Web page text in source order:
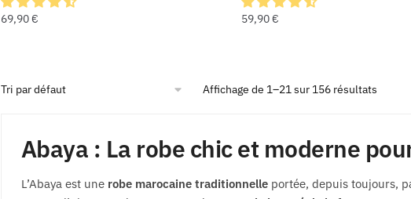
69,90€ 59,90€
Affichage de 1–21 sur 156 résultats
Abaya : La robe chic et moderne
L’Abaya est une robe marocaine traditionnelleportée, depuis toujours,